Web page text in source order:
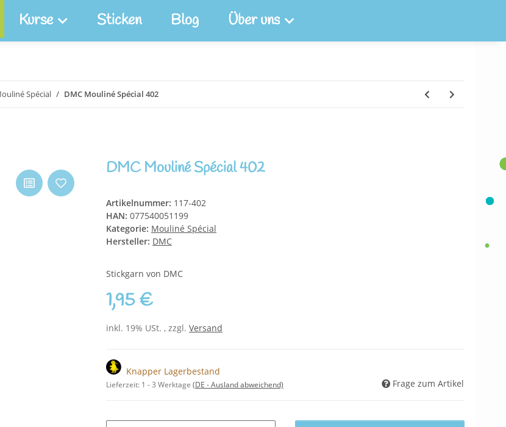
Kurse Sticken Blog Über uns
Spécial DMC Mouliné Spécial 402
DMC Mouliné Spécial 402
Artikelnummer: 117-402
HAN: 077540051199
Kategorie: Mouliné Spécial
Hersteller: DMC
Stickgarn von DMC
1,95 €
inkl. 19% USt. , zzgl. Versand
Knapper Lagerbestand
Lieferzeit: 1 - 3 Werktage (DE - Ausland abweichend) Frage zum Artikel